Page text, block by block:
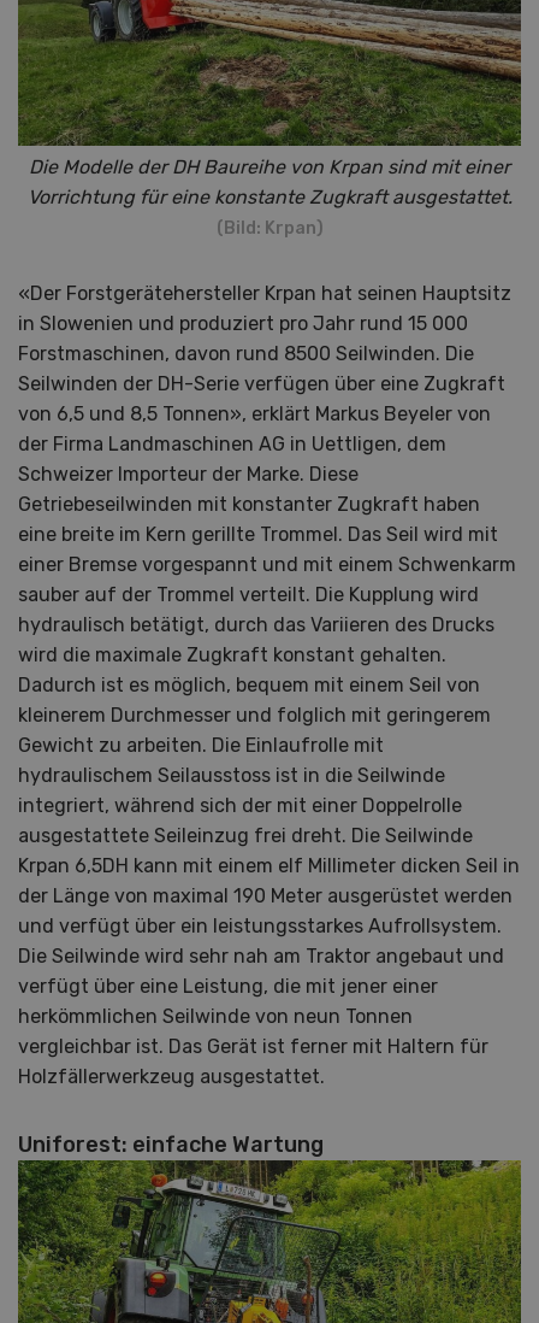
Die Modelle der DH Baureihe von Krpan sind mit einer
Vorrichtung für eine konstante Zugkraft ausgestattet.
(Bild: Krpan)
«Der Forstgerätehersteller Krpan hat seinen Hauptsitz
in Slowenien und produziert pro Jahr rund 15 000
Forstmaschinen, davon rund 8500 Seilwinden. Die
Seilwinden der DH-Serie verfügen über eine Zugkraft
von 6,5 und 8,5 Tonnen», erklärt Markus Beyeler von
der Firma Landmaschinen AG in Uettligen, dem
Schweizer Importeur der Marke. Diese
Getriebeseilwinden mit konstanter Zugkraft haben
eine breite im Kern gerillte Trommel. Das Seil wird mit
einer Bremse vorgespannt und mit einem Schwenkarm
sauber auf der Trommel verteilt. Die Kupplung wird
hydraulisch betätigt, durch das Variieren des Drucks
wird die maximale Zugkraft konstant gehalten.
Dadurch ist es möglich, bequem mit einem Seil von
kleinerem Durchmesser und folglich mit geringerem
Gewicht zu arbeiten. Die Einlaufrolle mit
hydraulischem Seilausstoss ist in die Seilwinde
integriert, während sich der mit einer Doppelrolle
ausgestattete Seileinzug frei dreht. Die Seilwinde
Krpan 6,5DH kann mit einem elf Millimeter dicken Seil in
der Länge von maximal 190 Meter ausgerüstet werden
und verfügt über ein leistungsstarkes Aufrollsystem.
Die Seilwinde wird sehr nah am Traktor angebaut und
verfügt über eine Leistung, die mit jener einer
herkömmlichen Seilwinde von neun Tonnen
vergleichbar ist. Das Gerät ist ferner mit Haltern für
Holzfällerwerkzeug ausgestattet.
Uniforest: einfache Wartung